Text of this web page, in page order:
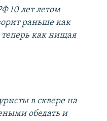
10 лет летом
раньше как
теперь как нищая
в сквере на
обедать и